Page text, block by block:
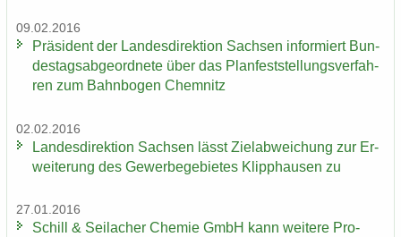
09.02.2016
Prä­si­dent der Lan­des­di­rek­ti­on Sach­sen in­for­miert Bun­
des­tags­ab­ge­ord­ne­te über das Plan­fest­stel­lungs­ver­fah­
ren zum Bahn­bo­gen Chem­nitz
02.02.2016
Lan­des­di­rek­ti­on Sach­sen lässt Ziel­ab­wei­chung zur Er­
wei­te­rung des Ge­wer­be­ge­bie­tes Klipp­hau­sen zu
27.01.2016
Schill & Seil­a­cher Che­mie GmbH kann wei­te­re Pro­